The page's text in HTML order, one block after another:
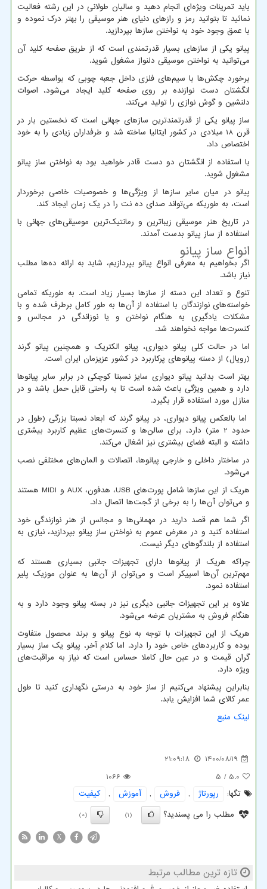
باید تمرینات ویژه‌ای انجام دهید و سالیان طولانی در این رشته فعالیت
نمائید تا بتوانید رمز و رازهای دنیای هنر موسیقی را بهتر درک نموده و
با عمق وجود خود به نواختن سازها بپردازید.
پیانو یکی از سازهای بسیار قدرتمندی است که از طریق صفحه کلید آن
می‌توانید به نواختن موسیقی دلنواز مشغول شوید.
برخورد چکش‌ها با سیم‌های فلزی داخل جعبه چوبی که بواسطه حرکت
انگشتان دست نوازنده بر روی صفحه کلید ایجاد می‌شود، اصوات
دلنشین و گوش نوازی را تولید می‌کند.
ساز پیانو یکی از قدرتمندترین سازهای جهانی است که نخستین بار در
قرن 18 میلادی در کشور ایتالیا ساخته شد و طرفداران زیادی را به خود
اختصاص داد.
با استفاده از انگشتان دو دست قادر خواهید بود به نواختن ساز پیانو
مشغول شوید.
پیانو در میان سایر سازها از ویژگی‌ها و خصوصیات خاصی برخوردار
است، به طوریکه می‌تواند صدای ده نت را در یک زمان ایجاد کند.
در تاریخ هنر موسیقی زیباترین و رمانتیک‌ترین موسیقی‌های جهانی با
استفاده از ساز پیانو بدست آمدند.
انواع ساز پیانو
اگر بخواهیم به معرفی انواع پیانو بپردازیم، شاید به ارائه ده‌ها مطلب
نیاز باشد.
تنوع و تعداد این دسته از سازها بسیار زیاد است. به طوریکه تمامی
خواسته‌های نوازندگان با استفاده از آن‌ها به طور کامل برطرف شده و با
مشکلات یادگیری به هنگام نواختن و یا نوزاندگی در مجالس و
کنسرت‌ها مواجه نخواهند شد.
اما در حالت کلی پیانو دیواری، پیانو الکتریک و همچنین پیانو گرند
(رویال) از دسته پیانوهای پرکاربرد در کشور عزیزمان ایران است.
بهتر است بدانید پیانو دیواری سایز نسبتا کوچکی در برابر سایر پیانوها
دارد و همین ویژگی باعث شده است تا به راحتی قابل حمل باشد و در
منازل مورد استفاده قرار بگیرد.
اما بالعکس پیانو دیواری، در پیانو گرند که ابعاد نسبتا بزرگی (طول در
حدود 2 متر) دارد، برای سالن‌ها و کنسرت‌های عظیم کاربرد بیشتری
داشته و البته فضای بیشتری نیز اشغال می‌کند.
در ساختار داخلی و خارجی پیانوها، اتصالات و المان‌های مختلفی نصب
می‌شود.
هریک از این سازها شامل پورت‌های USB، هدفون،AUX و MIDIهستند
و می‌توان آن‌ها را به برخی از گجت‌ها اتصال داد.
اگر شما هم قصد دارید در مهمانی‌ها و مجالس از هنر نوازندگی خود
استفاده کنید و در معرض عموم به نواختن ساز پیانو بپردازید، نیازی به
استفاده از بلندگوهای دیگر نیست.
چراکه هریک از پیانوها دارای تجهیزات جانبی بسیاری هستند که
مهم‌ترین آن‌ها اسپیکر است و می‌توان از آن‌ها به عنوان موزیک پلیر
استفاده نمود.
علاوه بر این تجهیزات جانبی دیگری نیز در بسته پیانو وجود دارد و به
هنگام فروش به مشتریان عرضه می‌شود.
هریک از این تجهیزات با توجه به نوع پیانو و برند محصول متفاوت
بوده و کاربردهای خاص خود را دارد. اما کلام آخر، پیانو یک ساز بسیار
گران قیمت و در عین حال کاملا حساس است که نیاز به مراقبت‌های
ویژه دارد.
بنابراین پیشنهاد می‌کنیم از ساز خود به درستی نگهداری کنید تا طول
عمر کالای شما افزایش یابد.
لینک منبع
1400/08/19
21:09:18
5.0
/ 5
1066
تگها:
رپورتاژ , فروش , آموزش ,
كیفیت
مطلب را می پسندید؟
(1)
(0)
X
تازه ترین مطالب مرتبط